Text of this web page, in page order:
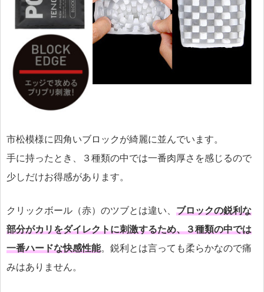
市松模様に四角いブロックが綺麗に並んでいます。
手に持ったとき、３種類の中では一番肉厚さを感じるので
少しだけお得感があります。
クリックボール（赤）のツブとは違い、 ブロックの鋭利な
部分がカリをダイレクトに刺激するため、３種類の中では
一番ハードな快感性能。鋭利とは言っても柔らかなので痛
みはありません。